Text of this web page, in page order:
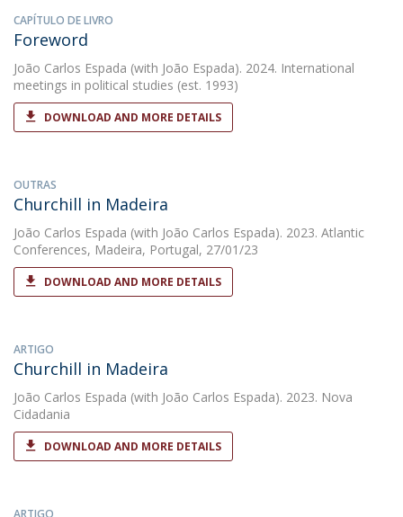
CAPÍTULO DE LIVRO
Foreword
João Carlos Espada (with João Espada). 2024. International
meetings in political studies (est. 1993)
DOWNLOAD AND MORE DETAILS
OUTRAS
Churchill in Madeira
João Carlos Espada (with João Carlos Espada). 2023. Atlantic
Conferences, Madeira, Portugal, 27/01/23
DOWNLOAD AND MORE DETAILS
ARTIGO
Churchill in Madeira
João Carlos Espada (with João Carlos Espada). 2023. Nova
Cidadania
DOWNLOAD AND MORE DETAILS
ARTIGO